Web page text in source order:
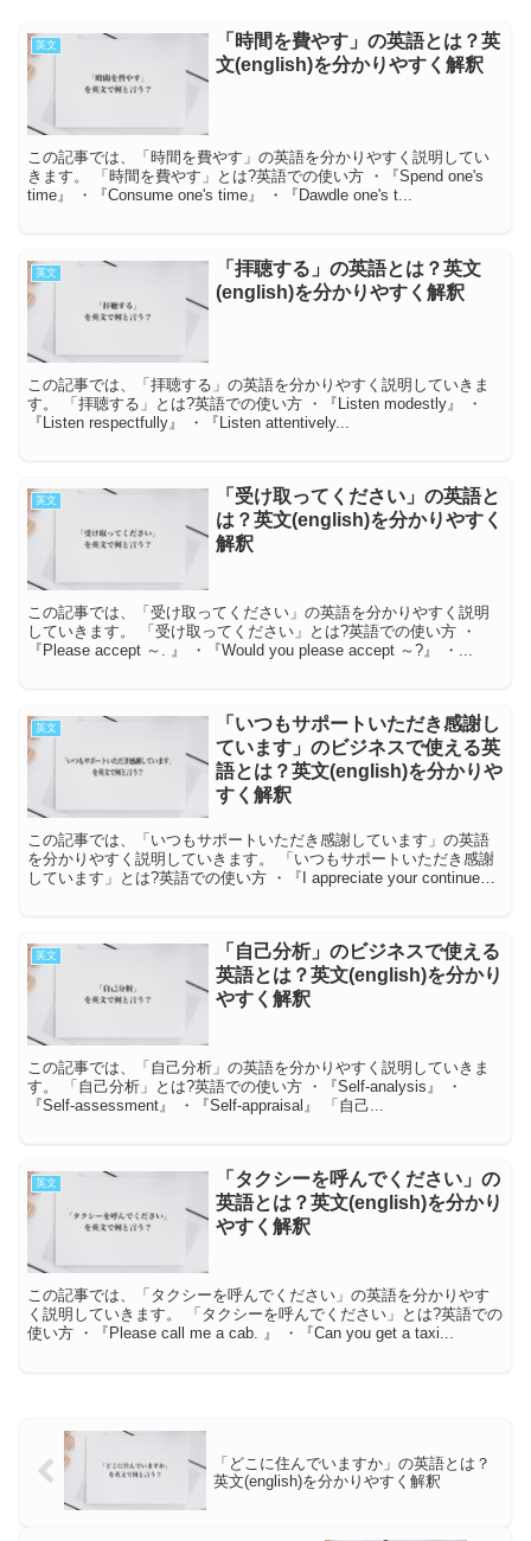
英文
「時間を費やす」の英語とは？英
文(english)を分かりやすく解釈
この記事では、「時間を費やす」の英語を分かりやすく説明してい
きます。 「時間を費やす」とは?英語での使い方 ・『Spend one's
time』 ・『Consume one's time』 ・『Dawdle one's t...
英文
「拝聴する」の英語とは？英文
(english)を分かりやすく解釈
この記事では、「拝聴する」の英語を分かりやすく説明していきま
す。 「拝聴する」とは?英語での使い方 ・『Listen modestly』 ・
『Listen respectfully』 ・『Listen attentively...
英文
「受け取ってください」の英語と
は？英文(english)を分かりやすく
解釈
この記事では、「受け取ってください」の英語を分かりやすく説明
していきます。 「受け取ってください」とは?英語での使い方 ・
『Please accept ～. 』 ・『Would you please accept ～?』 ・...
英文
「いつもサポートいただき感謝し
ています」のビジネスで使える英
語とは？英文(english)を分かりや
すく解釈
この記事では、「いつもサポートいただき感謝しています」の英語
を分かりやすく説明していきます。 「いつもサポートいただき感謝
しています」とは?英語での使い方 ・『I appreciate your continued
英文
「自己分析」のビジネスで使える
英語とは？英文(english)を分かり
やすく解釈
この記事では、「自己分析」の英語を分かりやすく説明していきま
す。 「自己分析」とは?英語での使い方 ・『Self-analysis』 ・
『Self-assessment』 ・『Self-appraisal』 「自己...
英文
「タクシーを呼んでください」の
英語とは？英文(english)を分かり
やすく解釈
この記事では、「タクシーを呼んでください」の英語を分かりやす
く説明していきます。 「タクシーを呼んでください」とは?英語での
使い方 ・『Please call me a cab. 』 ・『Can you get a taxi...
「どこに住んでいますか」の英語とは？
英文(english)を分かりやすく解釈